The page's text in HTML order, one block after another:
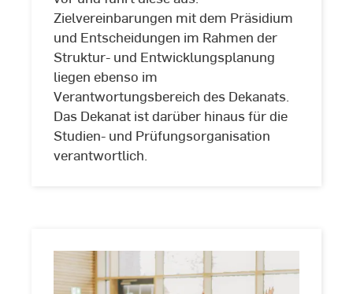
Zielvereinbarungen mit dem Präsidium
und Entscheidungen im Rahmen der
Struktur- und Entwicklungsplanung
liegen ebenso im
Verantwortungsbereich des Dekanats.
Das Dekanat ist darüber hinaus für die
Studien- und Prüfungsorganisation
verantwortlich.